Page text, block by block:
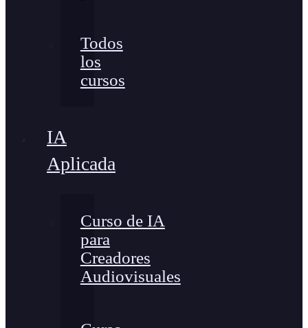
Todos
los
cursos
IA
Aplicada
Curso de IA
para
Creadores
Audiovisuales